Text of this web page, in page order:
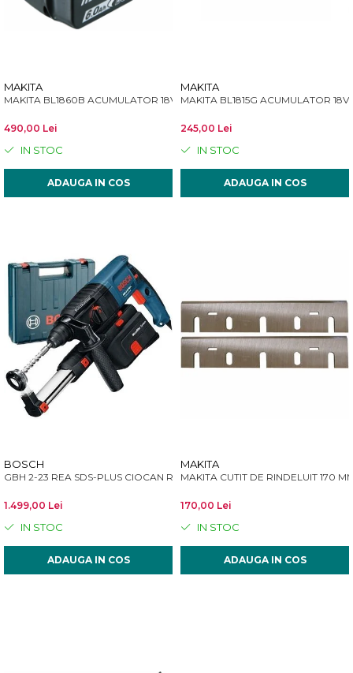
Încărcătoare
Polizoare de Banc
Polizoare Drepte
Suflante
Suflante cu Aer Cald
Șlefuitoare
MAKITA
MAKITA BL1860B ACUMULATOR 18V 6.0Ah
490,00 Lei
IN STOC
ADAUGA IN COS
MAKITA
MAKITA BL1815G ACUMULATOR 18V
245,00 Lei
IN STOC
ADAUGA IN COS
BOSCH
GBH 2-23 REA SDS-PLUS CIOCAN ROTOPERCUTOR 2.3J 710W
1.499,00 Lei
IN STOC
ADAUGA IN COS
MAKITA
MAKITA CUTIT DE RINDELUIT 170
170,00 Lei
IN STOC
ADAUGA IN COS